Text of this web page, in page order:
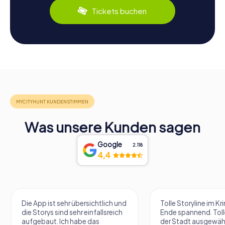
Tickets buchen
Was unsere Kunden sagen
Google 2.118
4,4
Die App ist sehr übersichtlich und
die Storys sind sehr einfallsreich
aufgebaut. Ich habe das
Tolle Storyline im
Ende spannend.
der Stadt